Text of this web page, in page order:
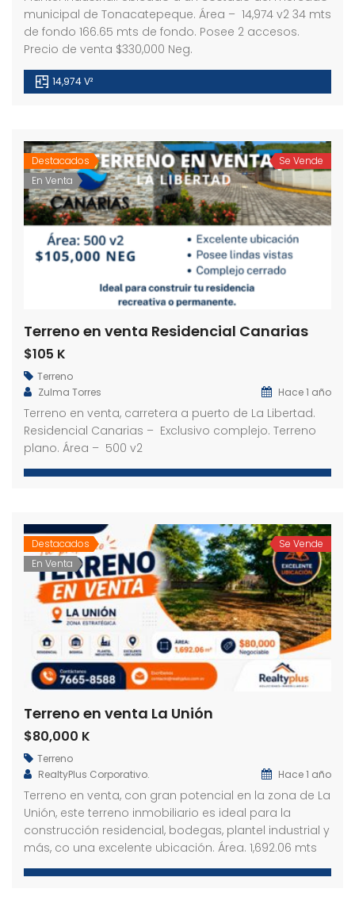
municipal de Tonacatepeque. Área – 14,974 v2 34 mts
de fondo 166.65 mts de fondo. Posee 2 accesos.
Precio de venta $330,000 Neg.
14,974 V²
Destacados
En Venta
Se Vende
Terreno en venta Residencial Canarias
$105 K
Terreno
Zulma Torres
Hace 1 año
Terreno en venta, carretera a puerto de La Libertad.
Residencial Canarias – Exclusivo complejo. Terreno
plano. Área – 500 v2
Destacados
En Venta
Se Vende
Terreno en venta La Unión
$80,000 K
Terreno
RealtyPlus Corporativo.
Hace 1 año
Terreno en venta, con gran potencial en la zona de La
Unión, este terreno inmobiliario es ideal para la
construcción residencial, bodegas, plantel industrial y
más, co una excelente ubicación. Área. 1,692.06 mts